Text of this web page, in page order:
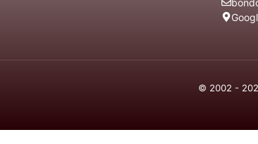
© 2002 -